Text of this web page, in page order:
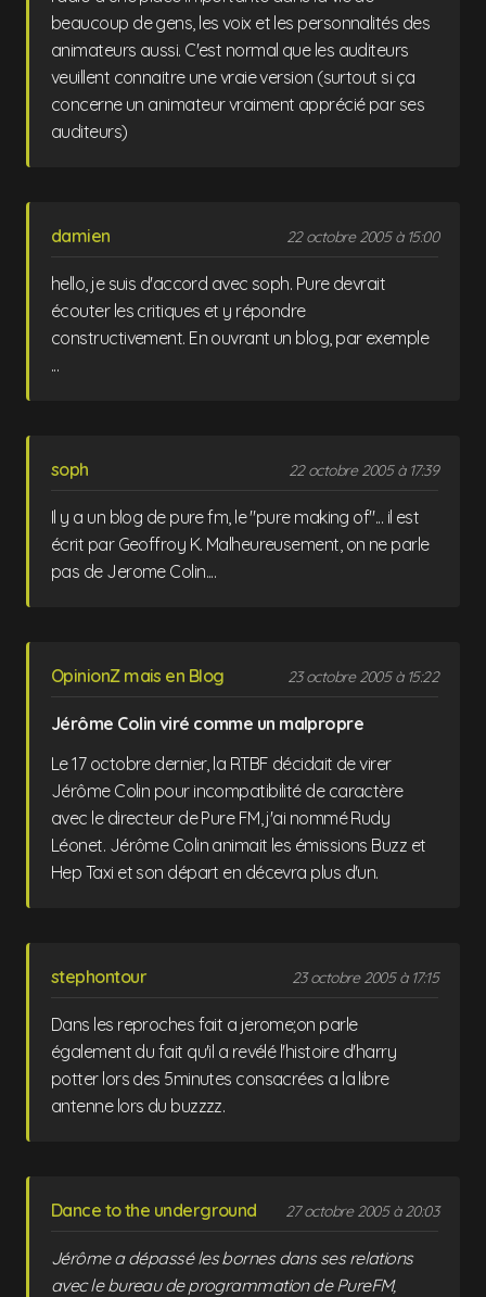
beaucoup de gens, les voix et les personnalités des
animateurs aussi. C'est normal que les auditeurs
veuillent connaitre une vraie version (surtout si ça
concerne un animateur vraiment apprécié par ses
auditeurs)
damien 22 octobre 2005 à 15:00
hello, je suis d'accord avec soph. Pure devrait
écouter les critiques et y répondre
constructivement. En ouvrant un blog, par exemple
...
soph 22 octobre 2005 à 17:39
Il y a un blog de pure fm, le "pure making of"... il est
écrit par Geoffroy K. Malheureusement, on ne parle
pas de Jerome Colin....
OpinionZ mais en Blog 23 octobre 2005 à 15:22
Jérôme Colin viré comme un malpropre
Le 17 octobre dernier, la RTBF décidait de virer
Jérôme Colin pour incompatibilité de caractère
avec le directeur de Pure FM, j'ai nommé Rudy
Léonet. Jérôme Colin animait les émissions Buzz et
Hep Taxi et son départ en décevra plus d'un.
stephontour 23 octobre 2005 à 17:15
Dans les reproches fait a jerome;on parle
également du fait qu'il a revélé l'histoire d'harry
potter lors des 5minutes consacrées a la libre
antenne lors du buzzzz.
Dance to the underground 27 octobre 2005 à 20:03
Jérôme a dépassé les bornes dans ses relations
avec le bureau de programmation de PureFM,